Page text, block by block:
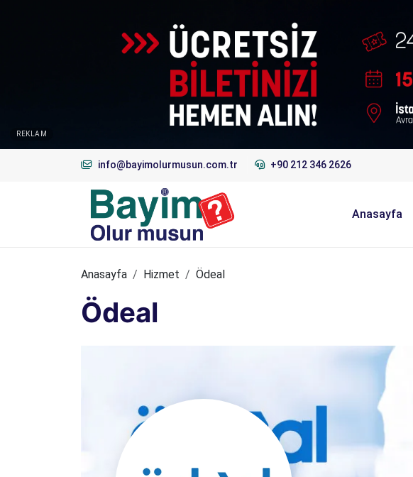
REKLAM
info@bayimolurmusun.com.tr +90 212 346 2626
Anasayfa
Anasayfa Hizmet Ödeal
Ödeal